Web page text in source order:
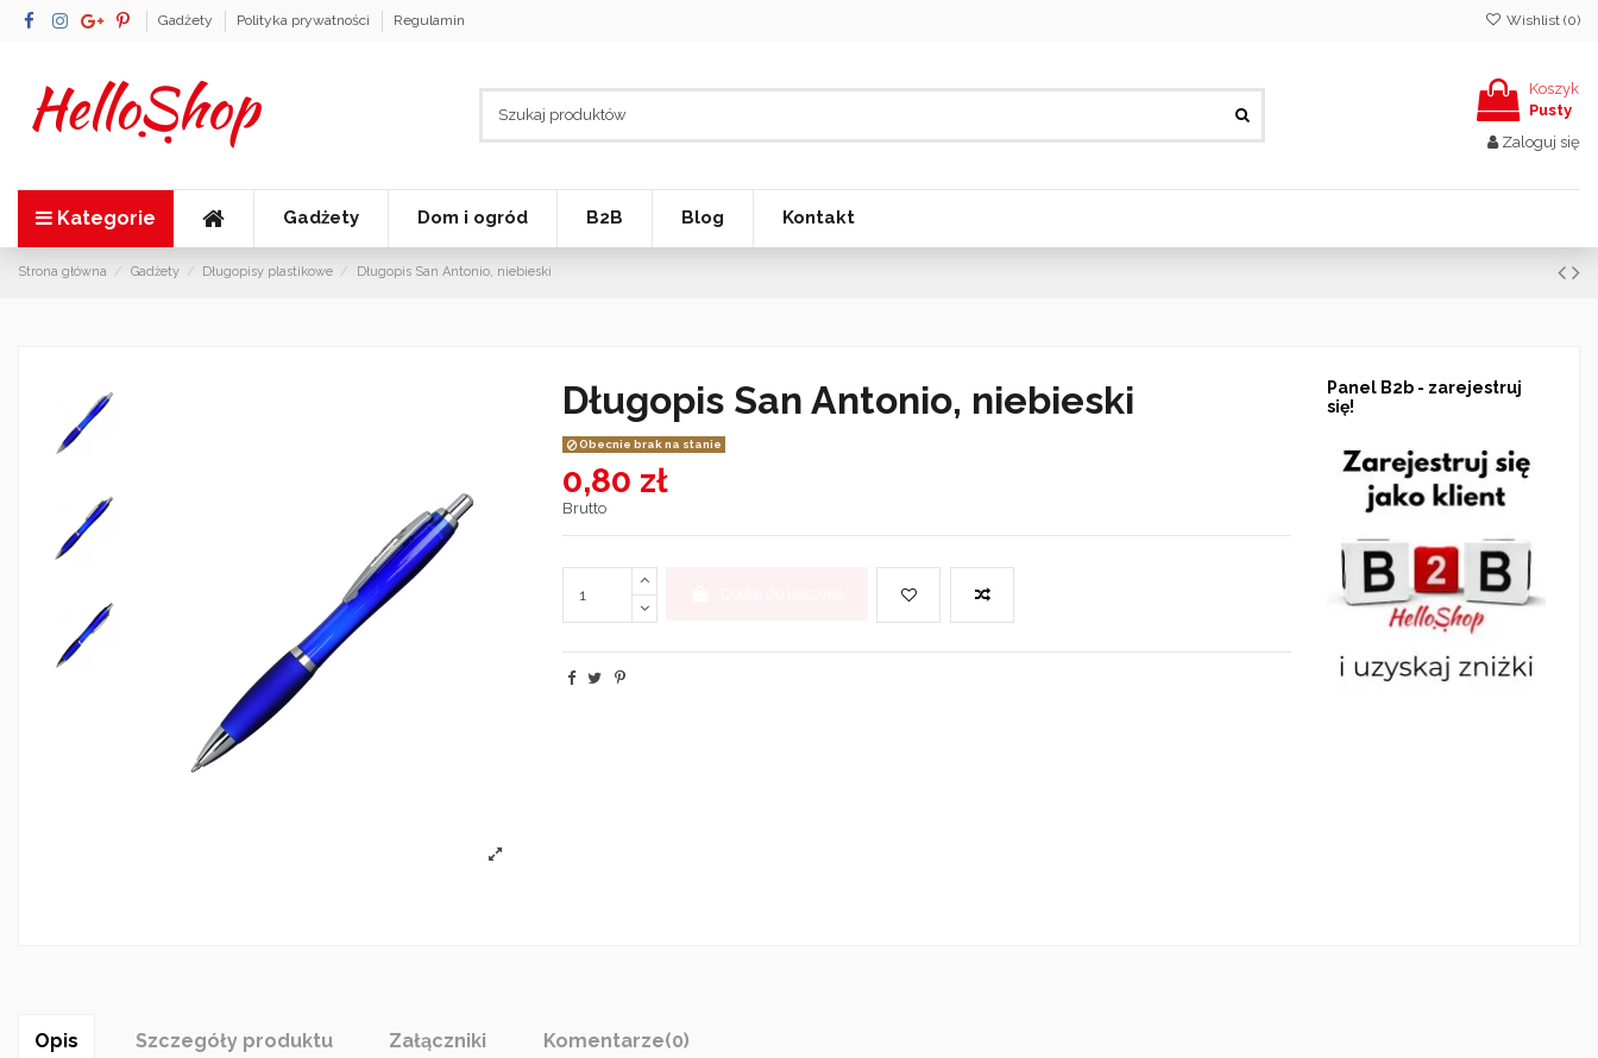
Gadżety Polityka prywatności Regulamin Wishlist (0)
Koszyk
Pusty
Zaloguj się
Kategorie Gadżety Dom i ogród B2B Blog Kontakt
Strona główna Gadżety Długopisy plastikowe Długopis San Antonio, niebieski
Długopis San Antonio, niebieski
Obecnie brak na stanie
0,80 zł
Brutto
Panel B2b - zarejestruj
się!
Opis Szczegóły produktu Załączniki Komentarze(0)